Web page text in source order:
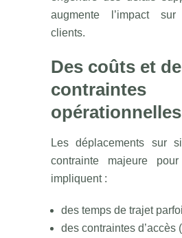
augmente l’impact
clients.
Des coûts et
contraintes
opérationnelles
Les déplacements sur
contrainte majeure
impliquent :
des temps de trajet
des contraintes d’accès